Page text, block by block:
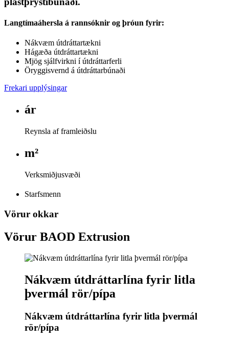
Langtímaáhersla á rannsóknir og þróun fyrir:
Nákvæm útdráttartækni
Hágæða útdráttartækni
Mjög sjálfvirkni í útdráttarferli
Öryggisvernd á útdráttarbúnaði
Frekari upplýsingar
ár
Reynsla af framleiðslu
m²
Verksmiðjusvæði
Starfsmenn
Vörur okkar
Vörur BAOD Extrusion
Nákvæm útdráttarlína fyrir litla
þvermál rör/pípa
Nákvæm útdráttarlína fyrir litla þvermál
rör/pípa